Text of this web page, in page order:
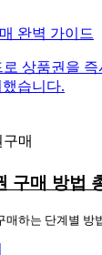
완벽 가이드
로 상품권을
습니다.
매
구매 방법
매하는 단계별 방